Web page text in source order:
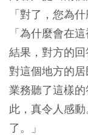
「對了，您為
「為什麼會在
結果，對方的
對這個地方的居
業務聽了這樣
此，真令人感
了。」